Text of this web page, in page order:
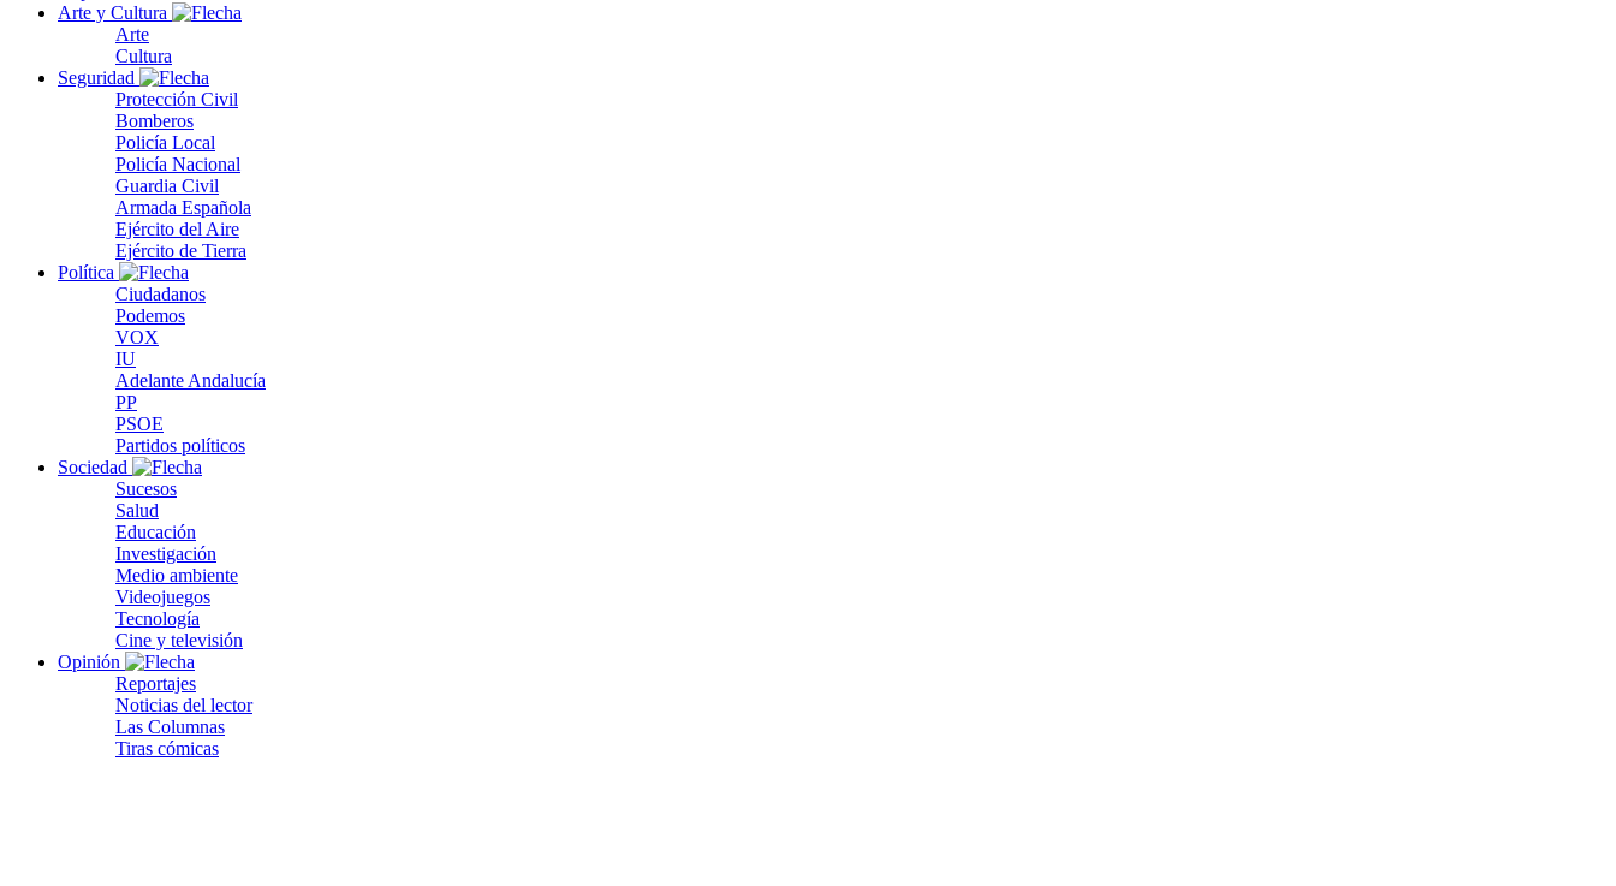
Arte y Cultura
Arte
Cultura
Seguridad
Protección Civil
Bomberos
Policía Local
Policía Nacional
Guardia Civil
Armada Española
Ejército del Aire
Ejército de Tierra
Política
Ciudadanos
Podemos
VOX
IU
Adelante Andalucía
PP
PSOE
Partidos políticos
Sociedad
Sucesos
Salud
Educación
Investigación
Medio ambiente
Videojuegos
Tecnología
Cine y televisión
Opinión
Reportajes
Noticias del lector
Las Columnas
Tiras cómicas